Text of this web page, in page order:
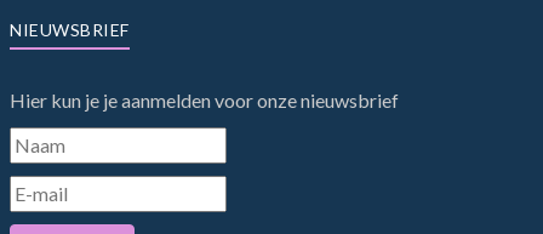
NIEUWSBRIEF
Hier kun je je aanmelden voor onze nieuwsbrief